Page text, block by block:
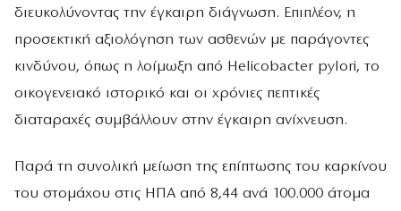
διευκολύνοντας την έγκαιρη διάγνωση. Επιπλέον, η
προσεκτική αξιολόγηση των ασθενών με παράγοντες
κινδύνου, όπως η λοίμωξη από Helicobacter pylori, το
οικογενειακό ιστορικό και οι χρόνιες πεπτικές
διαταραχές συμβάλλουν στην έγκαιρη ανίχνευση.
Παρά τη συνολική μείωση της επίπτωσης του καρκίνου
του στομάχου στις ΗΠΑ από 8,44 ανά 100.000 άτομα